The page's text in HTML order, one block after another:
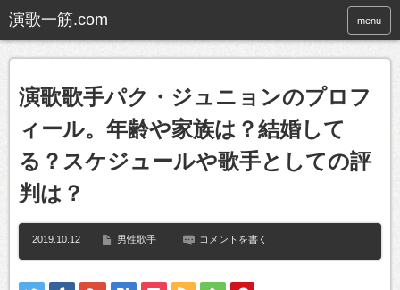
menu
演歌歌手パク・ジュニョンのプロフ
ィール。年齢や家族は？結婚して
る？スケジュールや歌手としての評
判は？
2019.10.12 男性歌手 コメントを書く